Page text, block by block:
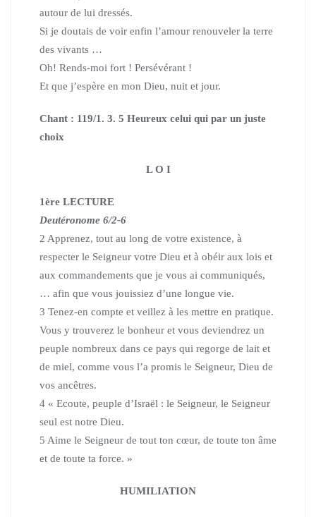
autour de lui dressés.
Si je doutais de voir enfin l’amour renouveler la terre
des vivants …
Oh! Rends-moi fort ! Persévérant !
Et que j’espère en mon Dieu, nuit et jour.
Chant : 119/1. 3. 5 Heureux celui qui par un juste
choix
L O I
1ère LECTURE
Deutéronome 6/2-6
2 Apprenez, tout au long de votre existence, à
respecter le Seigneur votre Dieu et à obéir aux lois et
aux commandements que je vous ai communiqués,
… afin que vous jouissiez d’une longue vie.
3 Tenez-en compte et veillez à les mettre en pratique.
Vous y trouverez le bonheur et vous deviendrez un
peuple nombreux dans ce pays qui regorge de lait et
de miel, comme vous l’a promis le Seigneur, Dieu de
vos ancêtres.
4 « Ecoute, peuple d’Israël : le Seigneur, le Seigneur
seul est notre Dieu.
5 Aime le Seigneur de tout ton cœur, de toute ton âme
et de toute ta force. »
HUMILIATION